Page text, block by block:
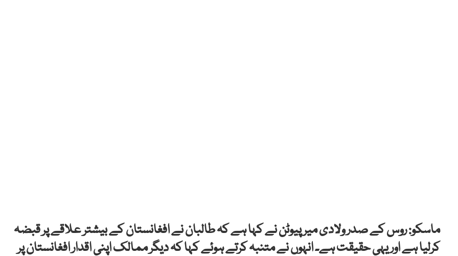
ماسکو: روس کے صدر ولادی میر پیوٹن نے کہا ہے کہ طالبان نے افغانستان کے بیشتر علاقے پر قبضہ
کرلیا ہے اور یہی حقیقت ہے۔ انہوں نے متنبہ کرتے ہوئے کہا کہ دیگر ممالک اپنی اقدار افغانستان پر